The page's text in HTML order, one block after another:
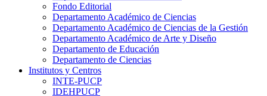
Fondo Editorial
Departamento Académico de Ciencias
Departamento Académico de Ciencias de la Gestión
Departamento Académico de Arte y Diseño
Departamento de Educación
Departamento de Ciencias
Institutos y Centros
INTE-PUCP
IDEHPUCP